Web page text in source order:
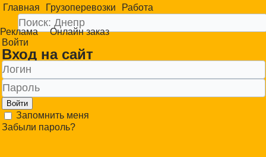
Главная Грузоперевозки Работа
Реклама
Онлайн заказ
Войти
Вход на сайт
Войти
Запомнить меня
Забыли пароль?